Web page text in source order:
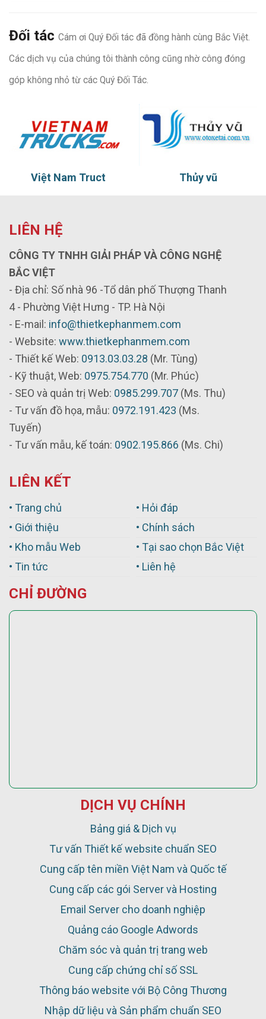
Đối tác Cám ơi Quý Đối tác đã đồng hành cùng Bắc Việt.
Các dịch vụ của chúng tôi thành công cũng nhờ công đóng
góp không nhỏ từ các Quý Đối Tác.
Việt Nam Truct Thủy vũ
LIÊN HỆ
CÔNG TY TNHH GIẢI PHÁP VÀ CÔNG NGHỆ
BẮC VIỆT
- Địa chỉ: Số nhà 96 -Tổ dân phố Thượng Thanh
4 - Phường Việt Hưng - TP. Hà Nội
- E-mail: info@thietkephanmem.com
- Website: www.thietkephanmem.com
- Thiết kế Web: 0913.03.03.28 (Mr. Tùng)
- Kỹ thuật, Web: 0975.754.770 (Mr. Phúc)
- SEO và quản trị Web: 0985.299.707 (Ms. Thu)
- Tư vấn đồ họa, mẫu: 0972.191.423 (Ms.
Tuyến)
- Tư vấn mẫu, kế toán: 0902.195.866 (Ms. Chi)
LIÊN KẾT
• Trang chủ
• Giới thiệu
• Kho mẫu Web
• Tin tức
• Hỏi đáp
• Chính sách
• Tại sao chọn Bắc Việt
• Liên hệ
CHỈ ĐƯỜNG
DỊCH VỤ CHÍNH
Bảng giá & Dịch vụ
Tư vấn Thiết kế website chuẩn SEO
Cung cấp tên miền Việt Nam và Quốc tế
Cung cấp các gói Server và Hosting
Email Server cho doanh nghiệp
Quảng cáo Google Adwords
Chăm sóc và quản trị trang web
Cung cấp chứng chỉ số SSL
Thông báo website với Bộ Công Thương
Nhập dữ liệu và Sản phẩm chuẩn SEO